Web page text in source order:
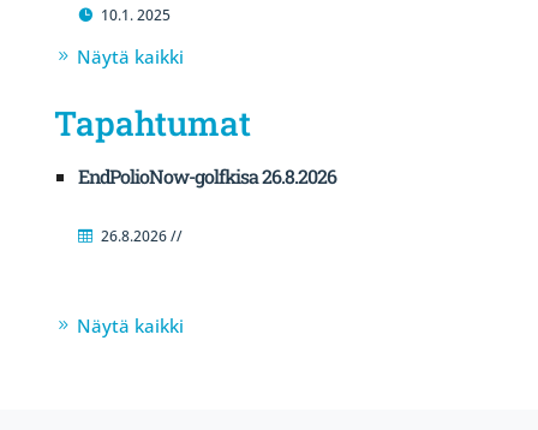
10.1. 2025
Näytä kaikki
Tapahtumat
EndPolioNow-golfkisa 26.8.2026
26.8.2026 //
Näytä kaikki